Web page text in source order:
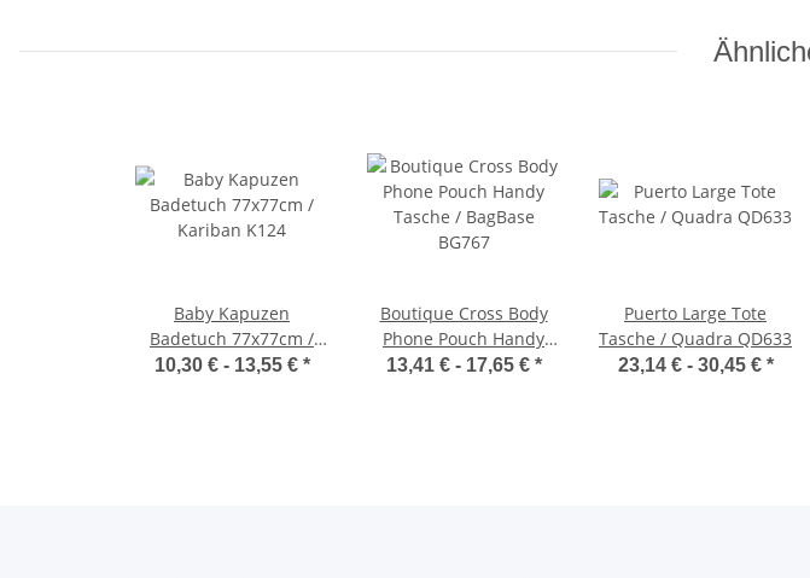
Baby Kapuzen
Badetuch 77x77cm /
Kariban K124
10,30 € - 13,55 € *
Boutique Cross Body
Phone Pouch Handy
Tasche / BagBase
13,41 € - 17,65 € *
Puerto Large Tote
Tasche / Quadra QD633
23,14 € - 30,45 € *